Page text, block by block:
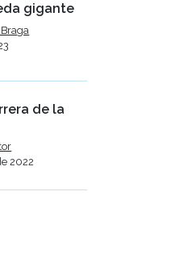
gigante
de la
2022